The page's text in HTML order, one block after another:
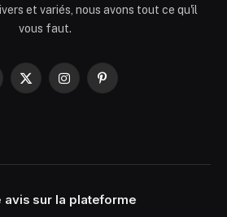
et variés, nous avons tout ce qu'il
vous faut.
X
InstagramPinterest
avis sur la plateforme